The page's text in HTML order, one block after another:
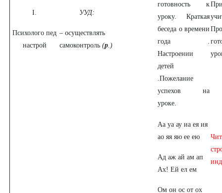
I.
Психолого пед
настрой
УУД:
– осуществлять
самоконтроль(р.)
готовность к
уроку. Краткая
беседа о времени
года .
Настроении
детей
.Пожелание
успехов на
уроке.
Аа уа ау иа ея ия
ао яя яю ее ею
Ад аж ай ам ап
Ах! Ей ел ем
Ом он ос от ох